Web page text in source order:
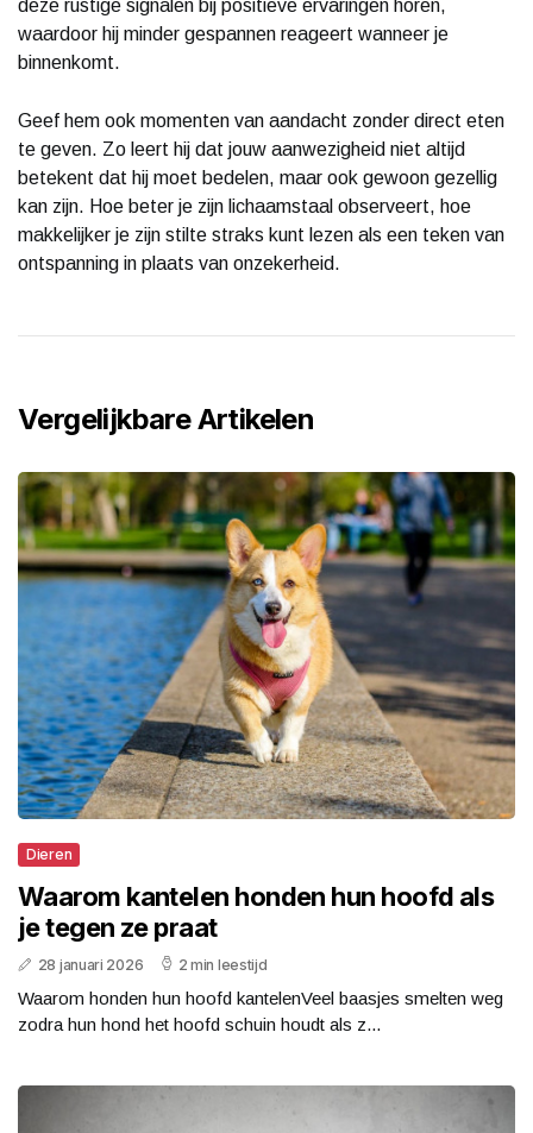
deze rustige signalen bij positieve ervaringen horen,
waardoor hij minder gespannen reageert wanneer je
binnenkomt.
Geef hem ook momenten van aandacht zonder direct eten
te geven. Zo leert hij dat jouw aanwezigheid niet altijd
betekent dat hij moet bedelen, maar ook gewoon gezellig
kan zijn. Hoe beter je zijn lichaamstaal observeert, hoe
makkelijker je zijn stilte straks kunt lezen als een teken van
ontspanning in plaats van onzekerheid.
Vergelijkbare Artikelen
Dieren
Waarom kantelen honden hun hoofd als
je tegen ze praat
28 januari 2026 2 min leestijd
Waarom honden hun hoofd kantelenVeel baasjes smelten weg
zodra hun hond het hoofd schuin houdt als z...